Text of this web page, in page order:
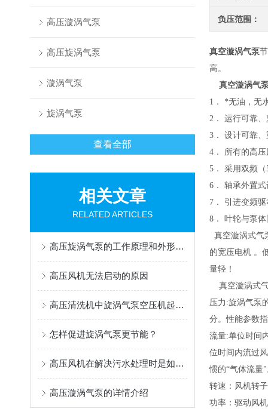
高压漩涡气泵
高压旋涡气泵
漩涡气泵
旋涡气泵
查看全部
相关文章
RELATED ARTICLES
高压旋涡气泵的工作原理和外形设计特点介绍
高压风机无法启动的原因
高压清洗机中旋涡气泵空压机起到的优势
怎样促进旋涡气泵更节能？
高压风机在解决污水处理时是如何运作
高压漩涡气泵的详情介绍
负压范围：
真空漩涡气泵
高。
真空漩涡气
1． *无油，无
2． 运行可靠
3． 设计可靠
4． 所有的高
5． 采用双频
6． 轴承外置
7． 引进变频
8． 叶轮与泵
真空漩涡式气
的宽压电机 。
量轻！
真空漩涡式
压力:旋涡气泵
分。性能参数
流量:单位时间
位时间内流过
惯的“气体流量
转速：风机转
功率：驱动风